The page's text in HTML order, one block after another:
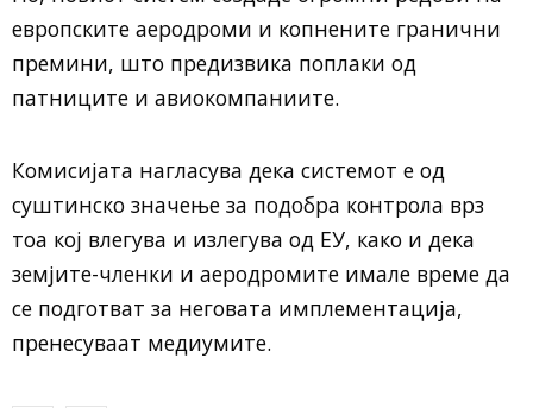
европските аеродроми и копнените гранични
премини, што предизвика поплаки од
патниците и авиокомпаниите.
Комисијата нагласува дека системот е од
суштинско значење за подобра контрола врз
тоа кој влегува и излегува од ЕУ, како и дека
земјите-членки и аеродромите имале време да
се подготват за неговата имплементација,
пренесуваат медиумите.